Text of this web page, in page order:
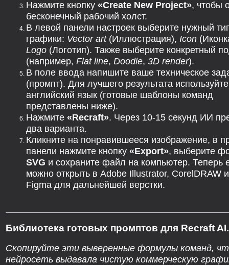
Нажмите кнопку «Create New Project», чтобы
бесконечный рабочий холст.
В левой панели настроек выберите нужный
графики: Vector art(Иллюстрация), Icon
Logo (Логотип). Также выберите конкретный
(например, Flat line, Doodle, 3D render).
В поле ввода напишите ваше техническое
(промпт). Для лучшего результата используйте
английский язык (готовые шаблоны команд
представлены ниже).
Нажмите «Recraft». Через 10-15 секунд ИИ
два варианта.
Кликните на понравившееся изображение, в
панели нажмите кнопку «Export», выберите
SVG и сохраните файл на компьютер. Теперь
можно открыть в Adobe Illustrator, CorelDRAW
Figma для дальнейшей верстки.
Библиотека готовых промптов для Recraft AI.
Скопируйте эти выверенные формулы команд,
нейросеть выдавала чистую коммерческую